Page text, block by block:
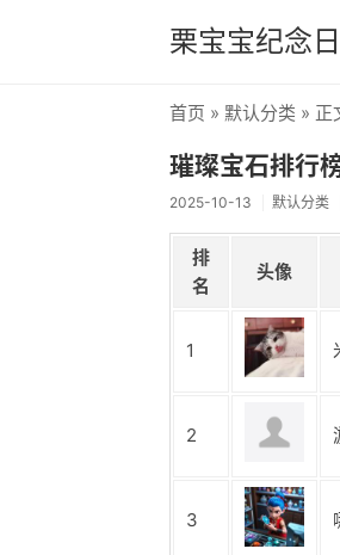
栗宝宝纪念
首页 » 默认分类 » 正
璀璨宝石排行
2025-10-13 默认分类
排
名
头像
1
2
3